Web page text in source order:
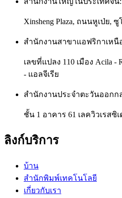
Xinsheng Plaza, ถนนหูเป่ย,
สำนักงานสาขาแอฟริกาเหนื
เลขที่แปลง 110 เมือง Acila -
- แอลจีเรีย
สำนักงานประจำตะวันออกก
ชั้น 1 อาคาร 61 เลควิวเรส
ลิงก์บริการ
บ้าน
สำนักพิมพ์เทคโนโลยี
เกี่ยวกับเรา